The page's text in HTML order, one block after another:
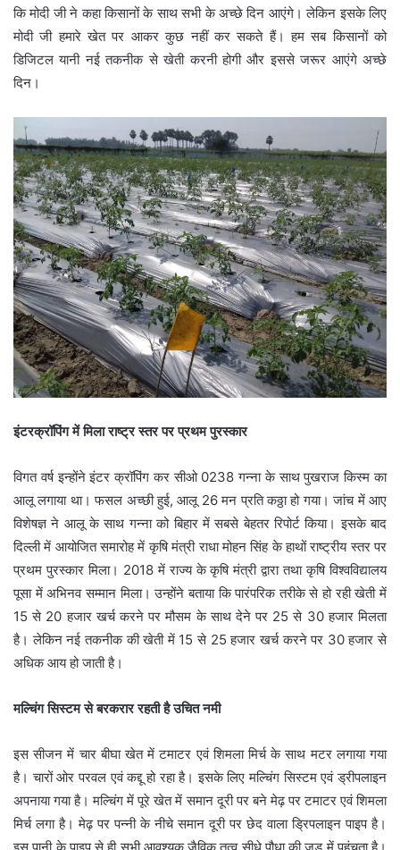
कि मोदी जी ने कहा किसानों के साथ सभी के अच्छे दिन आएंगे। लेकिन इसके लिए
मोदी जी हमारे खेत पर आकर कुछ नहीं कर सकते हैं। हम सब किसानों को
डिजिटल यानी नई तकनीक से खेती करनी होगी और इससे जरूर आएंगे अच्छे
दिन।
इंटरक्रॉपिंग में मिला राष्ट्र स्तर पर प्रथम पुरस्कार
विगत वर्ष इन्होंने इंटर क्रॉपिंग कर सीओ 0238 गन्ना के साथ पुखराज किस्म का
आलू लगाया था। फसल अच्छी हुई, आलू 26 मन प्रति कठ्ठा हो गया। जांच में आए
विशेषज्ञ ने आलू के साथ गन्ना को बिहार में सबसे बेहतर रिपोर्ट किया। इसके बाद
दिल्ली में आयोजित समारोह में कृषि मंत्री राधा मोहन सिंह के हाथों राष्ट्रीय स्तर पर
प्रथम पुरस्कार मिला। 2018 में राज्य के कृषि मंत्री द्वारा तथा कृषि विश्वविद्यालय
पूसा में अभिनव सम्मान मिला। उन्होंने बताया कि पारंपरिक तरीके से हो रही खेती में
15 से 20 हजार खर्च करने पर मौसम के साथ देने पर 25 से 30 हजार मिलता
है। लेकिन नई तकनीक की खेती में 15 से 25 हजार खर्च करने पर 30 हजार से
अधिक आय हो जाती है।
मल्चिंग सिस्टम से बरकरार रहती है उचित नमी
इस सीजन में चार बीघा खेत में टमाटर एवं शिमला मिर्च के साथ मटर लगाया गया
है। चारों ओर परवल एवं कद्दू हो रहा है। इसके लिए मल्चिंग सिस्टम एवं ड्रीपलाइन
अपनाया गया है। मल्चिंग में पूरे खेत में समान दूरी पर बने मेढ़ पर टमाटर एवं शिमला
मिर्च लगा है। मेढ़ पर पन्नी के नीचे समान दूरी पर छेद वाला ड्रिपलाइन पाइप है।